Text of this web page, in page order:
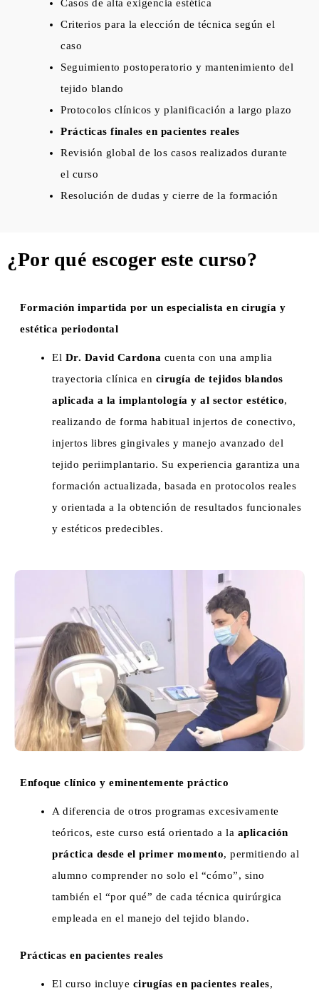
Casos de alta exigencia estética
Criterios para la elección de técnica según el
caso
Seguimiento postoperatorio y mantenimiento del
tejido blando
Protocolos clínicos y planificación a largo plazo
Prácticas finales en pacientes reales
Revisión global de los casos realizados durante
el curso
Resolución de dudas y cierre de la formación
¿Por qué escoger este curso?
Formación impartida por un especialista en cirugía y
estética periodontal
El Dr. David Cardona cuenta con una amplia
trayectoria clínica en cirugía de tejidos blandos
aplicada a la implantología y al sector estético,
realizando de forma habitual injertos de conectivo,
injertos libres gingivales y manejo avanzado del
tejido periimplantario. Su experiencia garantiza una
formación actualizada, basada en protocolos reales
y orientada a la obtención de resultados funcionales
y estéticos predecibles.
Enfoque clínico y eminentemente práctico
A diferencia de otros programas excesivamente
teóricos, este curso está orientado a la aplicación
práctica desde el primer momento, permitiendo al
alumno comprender no solo el “cómo”, sino
también el “por qué” de cada técnica quirúrgica
empleada en el manejo del tejido blando.
Prácticas en pacientes reales
El curso incluye cirugías en pacientes reales,